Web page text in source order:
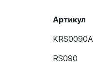
Артикул
KRS0090A
RS090